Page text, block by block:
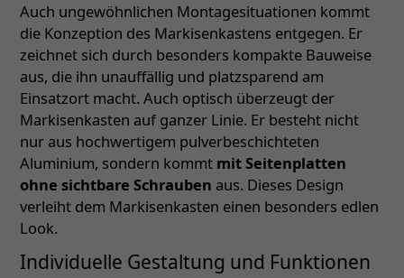
Auch ungewöhnlichen Montagesituationen kommt
die Konzeption des Markisenkastens entgegen. Er
zeichnet sich durch besonders kompakte Bauweise
aus, die ihn unauffällig und platzsparend am
Einsatzort macht. Auch optisch überzeugt der
Markisenkasten auf ganzer Linie. Er besteht nicht
nur aus hochwertigem pulverbeschichteten
Aluminium, sondern kommt mit Seitenplatten
ohne sichtbare Schrauben aus. Dieses Design
verleiht dem Markisenkasten einen besonders edlen
Look.
Individuelle Gestaltung und Funktionen